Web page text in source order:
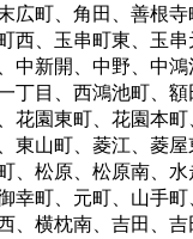
広町、角田、善根
西、玉串町東、玉串
中新開、中野、中鴻
丁目、西鴻池町、額
花園東町、花園本
東山町、菱江、菱屋
、松原、松原南、水
幸町、元町、山手
、横枕南、吉田、